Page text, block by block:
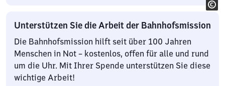
Unterstützen Sie die Arbeit der Bahnhofsmission
Die Bahnhofsmission hilft seit über 100 Jahren
Menschen in Not – kostenlos, offen für alle und rund
um die Uhr. Mit Ihrer Spende unterstützen Sie diese
wichtige Arbeit!